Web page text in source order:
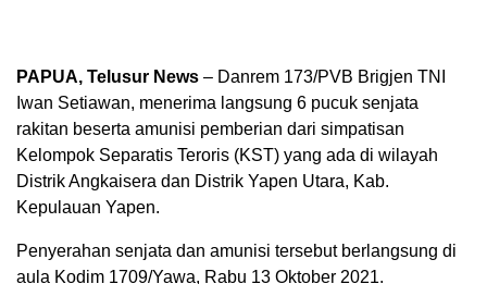
PAPUA, Telusur News – Danrem 173/PVB Brigjen TNI
Iwan Setiawan, menerima langsung 6 pucuk senjata
rakitan beserta amunisi pemberian dari simpatisan
Kelompok Separatis Teroris (KST) yang ada di wilayah
Distrik Angkaisera dan Distrik Yapen Utara, Kab.
Kepulauan Yapen.
Penyerahan senjata dan amunisi tersebut berlangsung di
aula Kodim 1709/Yawa, Rabu 13 Oktober 2021.